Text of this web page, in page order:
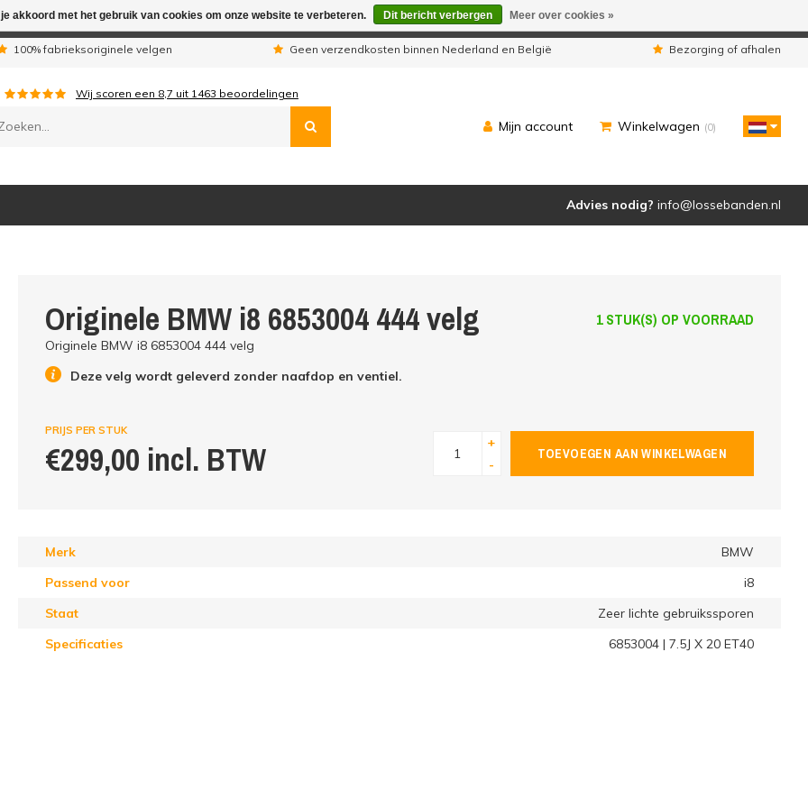
100% fabrieksoriginele velgen Geen verzendkosten binnen Nederland en België Bezorging of afhalen
Wij scoren een 8,7 uit 1463 beoordelingen
Mijn account Winkelwagen (0)
Advies nodig? info@lossebanden.nl
Originele BMW i8 6853004 444 velg 1 STUK(S) OP VOORRAAD
Originele BMW i8 6853004 444 velg
Deze velg wordt geleverd zonder naafdop en ventiel.
PRIJS PER STUK
€299,00 incl. BTW
+
-
TOEVOEGEN AAN WINKELWAGEN
Merk
BMW
Passend voor
i8
Staat
Zeer lichte gebruikssporen
Specificaties
6853004 | 7.5J X 20 ET40
akkoord met het gebruik van cookies om onze website te verbeteren. Dit bericht verbergen Meer over cookies »
wij telefonisch niet bereikbaar. Geplaatste orders worden uitgeleverd zoals u van ons gewend bent.